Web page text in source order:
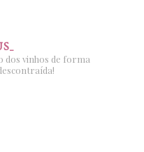
dos vinhos de forma